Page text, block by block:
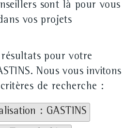
sont là pour vous
vos projets
pour votre
Nous vous invitons
de recherche :
: GASTINS